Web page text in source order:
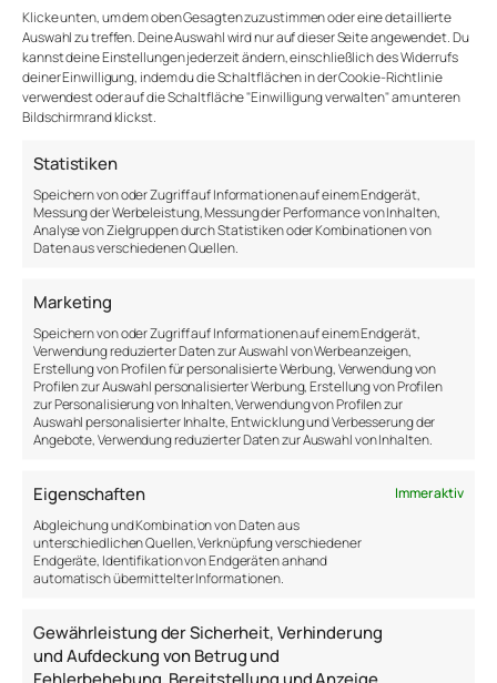
Klicke unten, um dem oben Gesagten zuzustimmen oder eine detaillierte
Auswahl zu treffen. Deine Auswahl wird nur auf dieser Seite angewendet. Du
kannst deine Einstellungen jederzeit ändern, einschließlich des Widerrufs
deiner Einwilligung, indem du die Schaltflächen in der Cookie-Richtlinie
verwendest oder auf die Schaltfläche "Einwilligung verwalten" am unteren
Bildschirmrand klickst.
Statistiken
Speichern von oder Zugriff auf Informationen auf einem Endgerät,
Messung der Werbeleistung, Messung der Performance von Inhalten,
Analyse von Zielgruppen durch Statistiken oder Kombinationen von
Daten aus verschiedenen Quellen.
Marketing
Speichern von oder Zugriff auf Informationen auf einem Endgerät,
Verwendung reduzierter Daten zur Auswahl von Werbeanzeigen,
Erstellung von Profilen für personalisierte Werbung, Verwendung von
Profilen zur Auswahl personalisierter Werbung, Erstellung von Profilen
zur Personalisierung von Inhalten, Verwendung von Profilen zur
Auswahl personalisierter Inhalte, Entwicklung und Verbesserung der
Angebote, Verwendung reduzierter Daten zur Auswahl von Inhalten.
Eigenschaften
Immer aktiv
Abgleichung und Kombination von Daten aus
unterschiedlichen Quellen, Verknüpfung verschiedener
Endgeräte, Identifikation von Endgeräten anhand
automatisch übermittelter Informationen.
Gewährleistung der Sicherheit, Verhinderung
und Aufdeckung von Betrug und
Fehlerbehebung, Bereitstellung und Anzeige
Stärken bewundern. Gerne schluckt man das
leckere und schmeichelnde Hauptgericht herunter,
hungrig nach Wertschätzung und Anerkennung.
Bei der Vorhersage der Zukunft ist die Astrologie
auch nicht sonderlich bescheiden und gibt uns das
Gefühl von Kontrolle. In einer Welt, wo Vieles
großartig.
Ein wundervolles Gefühl durchströmt einen,
agil, stabil, sensibel, anpassungsfähig ist und dass
der März ein produktiver und erfolgreicher Monat
sein wird. Bis jetzt ist mir noch keinerfolgreicher
Astrologe bekannt, der seinen Zuhörern verkündet,
dass sie geizig und egoistisch sind und dass sie nur
noch ein paar Jahren zu leben haben.
KUNSTVOLL AUFBEREITET
Es können wertvolle Momente im Alltag sein, in dem
sich alles nur noch um die eigene Person dreht,
dem die Einsamkeit die Regel und nicht die
Ausnahme ist, sehnen sich die Menschen nach mehr